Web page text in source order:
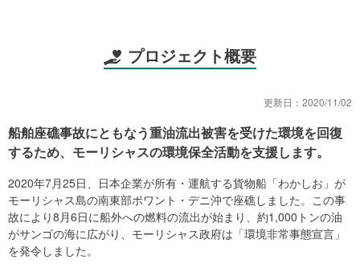
プロジェクト概要
更新日： 2020/11/02
船舶座礁事故にともなう重油流出被害を受けた環境を回復
するため、モーリシャスの環境保全活動を支援します。
2020年7月25日、日本企業が所有・運航する貨物船「わかしお」が
モーリシャス島の南東部ポワント・デニ沖で座礁しました。この事
故により8月6日に船外への燃料の流出が始まり、約1,000トンの油
がサンゴの海に広がり、モーリシャス政府は「環境非常事態宣言」
を発令しました。